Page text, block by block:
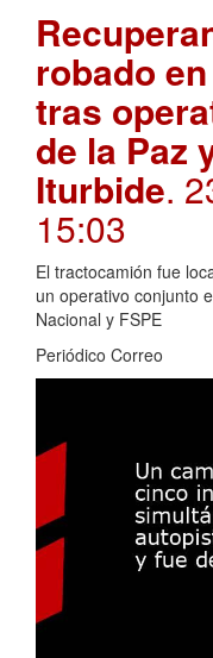
robado
tras
de la Paz
Iturbide.
15:03
El tractocamión fue
un operativo conjunto
Nacional y FSPE
Periódico Correo